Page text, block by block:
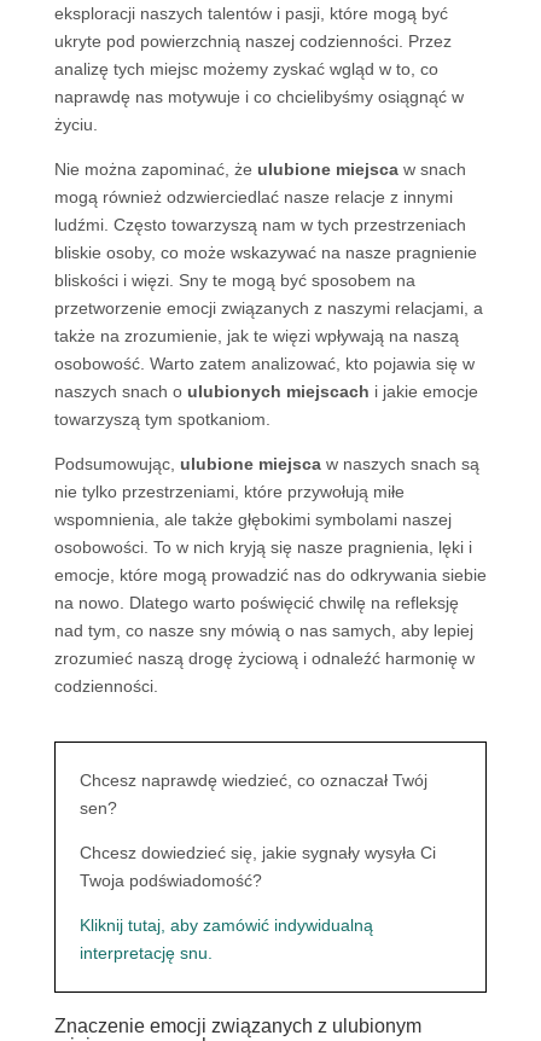
eksploracji naszych talentów i pasji, które mogą być
ukryte pod powierzchnią naszej codzienności. Przez
analizę tych miejsc możemy zyskać wgląd w to, co
naprawdę nas motywuje i co chcielibyśmy osiągnąć w
życiu.
Nie można zapominać, że ulubione miejscaw snach
mogą również odzwierciedlać nasze relacje z innymi
ludźmi. Często towarzyszą nam w tych przestrzeniach
bliskie osoby, co może wskazywać na nasze pragnienie
bliskości i więzi. Sny te mogą być sposobem na
przetworzenie emocji związanych z naszymi relacjami, a
także na zrozumienie, jak te więzi wpływają na naszą
osobowość. Warto zatem analizować, kto pojawia się w
naszych snach o ulubionych miejscach i jakie emocje
towarzyszą tym spotkaniom.
Podsumowując, ulubione miejscaw naszych snach są
nie tylko przestrzeniami, które przywołują miłe
wspomnienia, ale także głębokimi symbolami naszej
osobowości. To w nich kryją się nasze pragnienia, lęki i
emocje, które mogą prowadzić nas do odkrywania siebie
na nowo. Dlatego warto poświęcić chwilę na refleksję
nad tym, co nasze sny mówią o nas samych, aby lepiej
zrozumieć naszą drogę życiową i odnaleźć harmonię w
codzienności.
Chcesz naprawdę wiedzieć, co oznaczał Twój
sen?
Chcesz dowiedzieć się, jakie sygnały wysyła Ci
Twoja podświadomość?
Kliknij tutaj, aby zamówić indywidualną
interpretację snu.
Znaczenie emocji związanych z ulubionym